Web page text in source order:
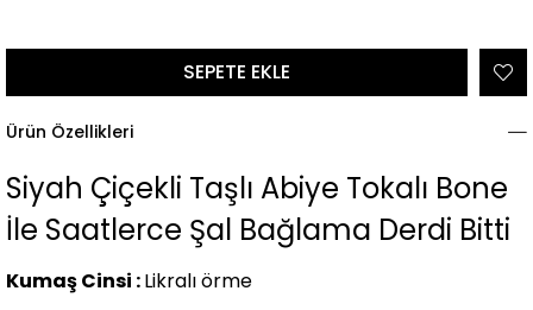
Ürün Özellikleri
Siyah Çiçekli Taşlı Abiye Tokalı Bone
İle Saatlerce Şal Bağlama Derdi Bitti
Kumaş Cinsi :Likralı örme